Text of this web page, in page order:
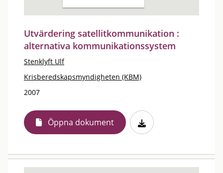
Utvärdering satellitkommunikation :
alternativa kommunikationssystem
Stenklyft Ulf
Krisberedskapsmyndigheten (KBM)
2007
Öppna dokument